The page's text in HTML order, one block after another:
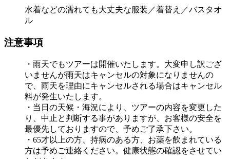
水着などの濡れても大丈夫な服装／着替え／バスタオ
ル
注意事項
・雨天でもツアーは開催いたします。大変申し訳ござ
いませんが雨天はキャンセルの対象になりませんの
で、雨天を理由にキャンセルされる場合はキャンセル
料が発生いたします。
・当日の天候・海況により、ツアーの内容を変更した
り、中止と判断する事がありますが、お客様の安全を
最優先しておりますので、予めご了承下さい。
・65才以上の方、持病のある方、お薬を飲まれている
方は予めご連絡ください。健康状態の確認をさせてい